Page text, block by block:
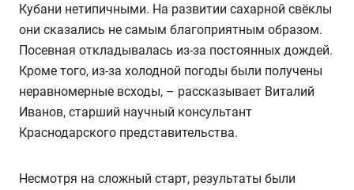
Кубани нетипичными. На развитии сахарной свёклы
они сказались не самым благоприятным образом.
Посевная откладывалась из-за постоянных дождей.
Кроме того, из-за холодной погоды были получены
неравномерные всходы, – рассказывает Виталий
Иванов, старший научный консультант
Краснодарского представительства.
Несмотря на сложный старт, результаты были